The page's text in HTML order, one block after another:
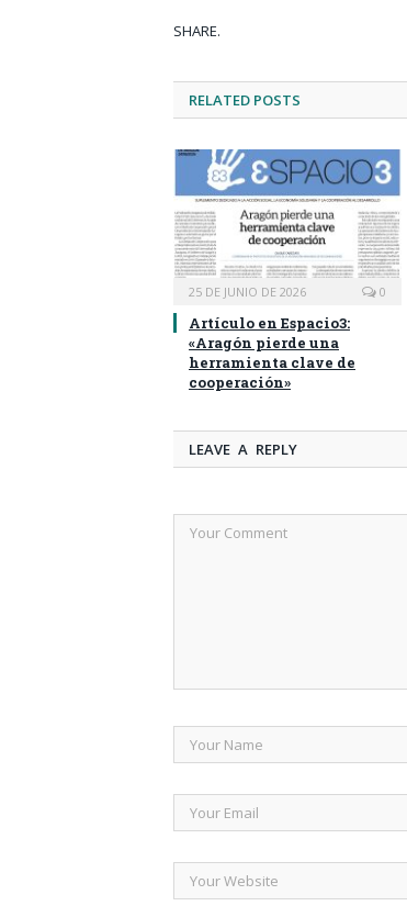
SHARE.
RELATED POSTS
25 DE JUNIO DE 2026 0
Artículo en Espacio3:
«Aragón pierde una
herramienta clave de
cooperación»
LEAVE A REPLY